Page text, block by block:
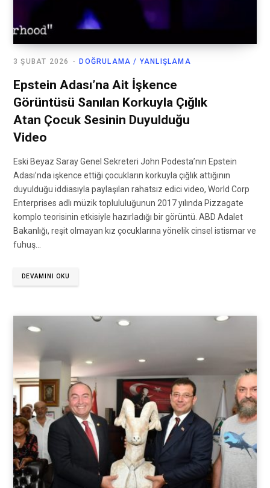
DOĞRULAMA / YANLIŞLAMA
3 ŞUBAT 2026
Epstein Adası’na Ait İşkence
Görüntüsü Sanılan Korkuyla Çığlık
Atan Çocuk Sesinin Duyulduğu
Video
Eski Beyaz Saray Genel Sekreteri John Podesta’nın Epstein
Adası’nda işkence ettiği çocukların korkuyla çığlık attığının
duyulduğu iddiasıyla paylaşılan rahatsız edici video, World Corp
Enterprises adlı müzik toplululuğunun 2017 yılında Pizzagate
komplo teorisinin etkisiyle hazırladığı bir görüntü. ABD Adalet
Bakanlığı, reşit olmayan kız çocuklarına yönelik cinsel istismar ve
fuhuş…
DEVAMINI OKU